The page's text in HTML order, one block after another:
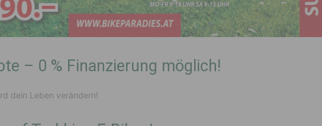
– 0 % Finanzierung möglich!
dein Leben verändern!